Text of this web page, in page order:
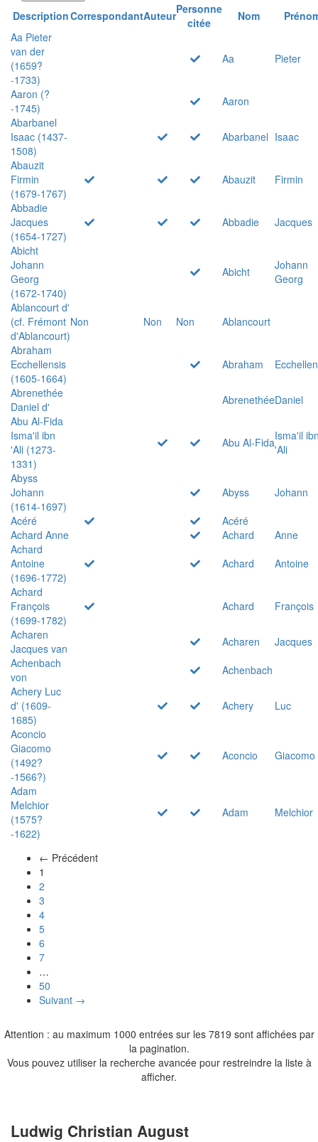
DescriptionCorrespondantAuteurPersonne
citée
Nom
Aa Pieter
van der
(1659?
-1733)
Aa Pieter
Aaron (?
-1745)
Aaron
Abarbanel
Isaac (1437-
1508)
Abarbanel Isaac
Abauzit
Firmin
(1679-1767)
Abauzit
Firmin
Abbadie
Jacques
(1654-1727)
Abbadie
Jacques
Abicht
Johann
Georg
(1672-1740)
Abicht
Johann
Georg
Ablancourt d'
(cf. Frémont
d'Ablancourt)
Non Non Non
Ablancourt
Abraham
Ecchellensis
(1605-1664)
Abraham
Abrenethée
Daniel d'
AbrenethéeDaniel
Abu Al-Fida
Isma'il ibn
'Ali (1273-
1331)
Abu Al-FidaIsma'il
'Ali
Abyss
Johann
(1614-1697)
Abyss
Johann
Acéré
Acéré
Achard Anne
Achard
Anne
Achard
Antoine
(1696-1772)
Achard
Antoine
Achard
François
(1699-1782)
Achard
François
Acharen
Jacques van
Acharen
Jacques
Achenbach
von
Achenbach
Achery Luc
d' (1609-
1685)
Achery
Luc
Aconcio
Giacomo
(1492?
-1566?)
Aconcio Giacomo
Adam
Melchior
(1575?
-1622)
Adam Melchior
← Précédent
1
2
3
4
5
6
7
…
50
Suivant →
Attention : au maximum 1000 entrées sur les 7819 sont affichées par
la pagination.
Vous pouvez utiliser la recherche avancée pour restreindre la liste à
afficher.
Ludwig Christian August